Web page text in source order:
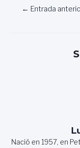
← Entrada
Nació en 1957, en